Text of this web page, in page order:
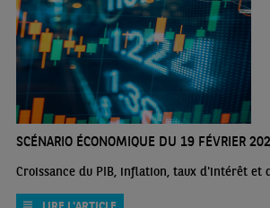
SCÉNARIO ÉCONOMIQUE DU 19 FÉVRIER
Croissance du PIB, inflation, taux d'intérêt et